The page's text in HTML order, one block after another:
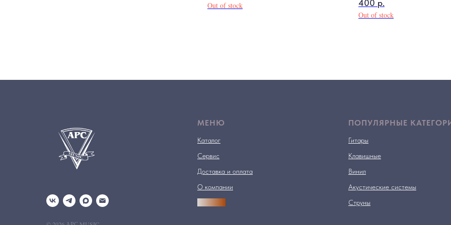
Out of stock 400 р.
Out of stock
МЕНЮ
Каталог
Сервис
Доставка и оплата
О компании
ПОПУЛЯРНЫЕ
Гитары
Клавишные
Винил
Акустические системы
Струны